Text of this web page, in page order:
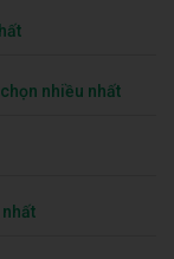
nhiều nhất